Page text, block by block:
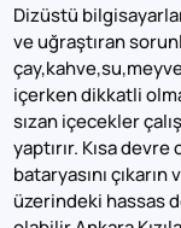
Dizüstü
ve uğraştıran
içerken dikkatli
sızan içecekler
yaptırır. Kısa
bataryasını
üzerindeki hassas